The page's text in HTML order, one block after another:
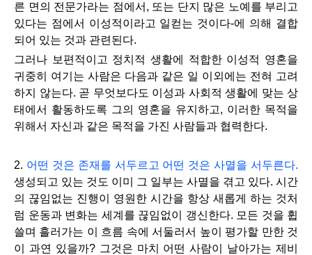
른 면의 전문가라는 점에서, 또는 단지 많은 노예를 부리고
있다는 점에서 이성적이라고 일컫는 것이다-에 의해 결합
되어 있는 것과 관련된다.
그러나 보편적이고 정치적 생활에 적합한 이성적 영혼을
귀중히 여기는 사람은 다음과 같은 일 이외에는 전혀 고려
하지 않는다. 곧 무엇보다도 이성과 사회적 생활에 맞는 상
태에서 활동하도록 그의 영혼을 유지하고, 이러한 목적을
위해서 자신과 같은 목적을 가진 사람들과 협력한다.
2. 어떤 것은 존재를 서두르고 어떤 것은 사멸을 서두른다.
생성되고 있는 것도 이미 그 일부는 사멸을 겪고 있다. 시간
의 끊임없는 진행이 영원한 시간을 항상 새롭게 하는 것처
럼 운동과 변화는 세계를 끊임없이 갱신한다. 모든 것을 휩
쓸며 흘러가는 이 흐름 속에 서둘러서 높이 평가할 만한 것
이 과연 있을까? 그것은 마치 어떤 사람이 날아가는 제비